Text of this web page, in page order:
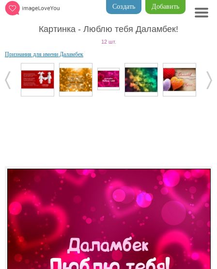
Добавить
Создать
Картинка - Люблю тебя Даламбек!
12 шт.
Признания для имени Даламбек